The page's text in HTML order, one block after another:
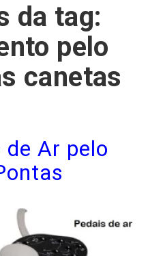
da tag:
pelo
canetas
Ar pelo